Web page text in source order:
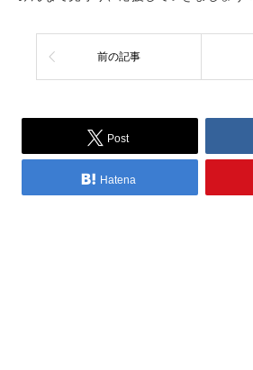
前の記事
Post
Hatena